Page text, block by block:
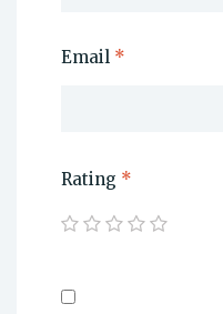
Email *
Rating *